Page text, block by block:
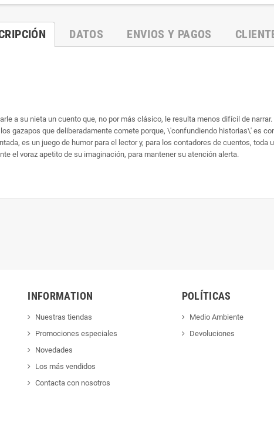
DATOS ENVIOS Y PAGOS
a su nieta un cuento que, no por más clásico, le resulta menos difícil de
gazapos que deliberadamente comete porque, \'confundiendo historias\' es
es un juego de humor para el lector y, para los contadores de cuentos,
el voraz apetito de su imaginación, para mantener su atención alerta.
INFORMATION
Nuestras tiendas
Promociones especiales
Novedades
Los más vendidos
Contacta con nosotros
POLÍTICAS
Medio Ambiente
Devoluciones